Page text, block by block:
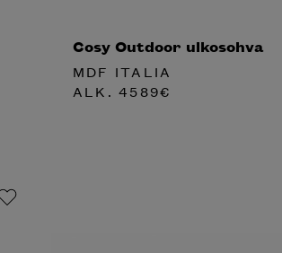
Cosy Outdoor ulkosohva
MDF ITALIA
ALK.4589€